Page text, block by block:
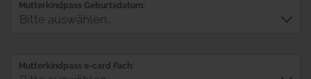
Mutterkindpass Geburtsdatum:
Mutterkindpass e-card Fach: